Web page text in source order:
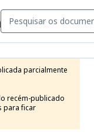
parcialmente
recém-publicado
para ficar